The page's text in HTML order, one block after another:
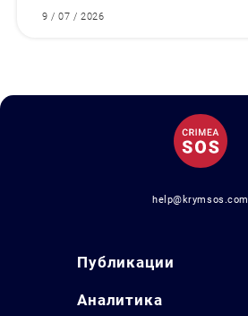
9 / 07 / 2026
help@krymsos.com
Публикации
Аналитика